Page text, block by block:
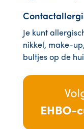
Je kunt
nikkel, make-
bultjes op de